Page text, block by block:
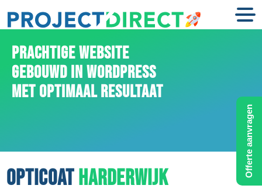
PRACHTIGE WEBSITE
GEBOUWD IN WORDPRESS
MET OPTIMAAL RESULTAAT
OPTICOATHARDERWIJK
Offerte aanvragen